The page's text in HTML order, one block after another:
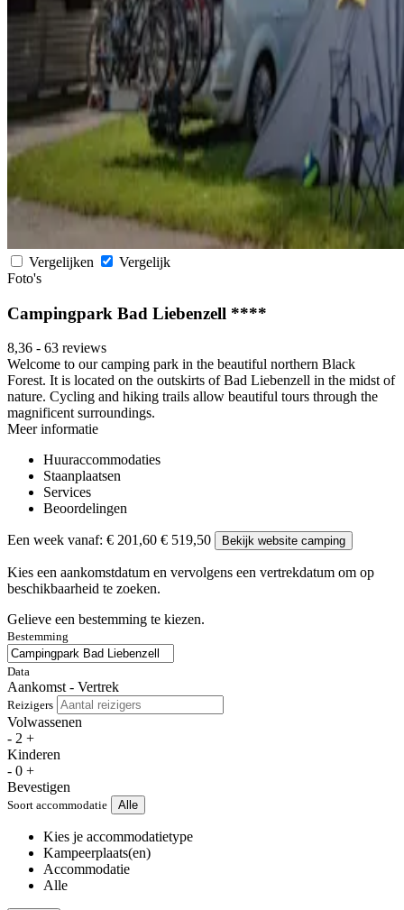
Vergelijken
Vergelijk
Foto's
Campingpark Bad Liebenzell ****
8,36 - 63 reviews
Welcome to our camping park in the beautiful northern Black
Forest. It is located on the outskirts of Bad Liebenzell in the midst of
nature. Cycling and hiking trails allow beautiful tours through the
magnificent surroundings.
Meer informatie
Huuraccommodaties
Staanplaatsen
Services
Beoordelingen
Een week vanaf: € 201,60 € 519,50 Bekijk website camping
Kies een aankomstdatum en vervolgens een vertrekdatum om op
beschikbaarheid te zoeken.
Gelieve een bestemming te kiezen.
Bestemming
Data
Aankomst - Vertrek
Reizigers
Volwassenen
- 2 +
Kinderen
- 0 +
Bevestigen
Soort accommodatie Alle
Kies je accommodatietype
Kampeerplaats(en)
Accommodatie
Alle